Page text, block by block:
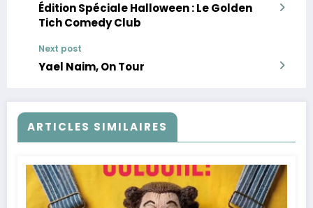
Édition Spéciale Halloween : Le Golden
Tich Comedy Club
Next post
Yael Naim, On Tour
ARTICLES SIMILAIRES